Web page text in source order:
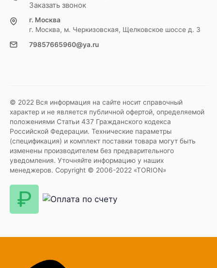
Заказать звонок
г. Москва
г. Москва, м. Черкизовская, Щелковское шоссе д. 3
79857665960@ya.ru
© 2022 Вся информация на сайте носит справочный
характер и не является публичной офертой, определяемой
положениями Статьи 437 Гражданского кодекса
Российской Федерации. Технические параметры
(спецификация) и комплект поставки товара могут быть
изменены производителем без предварительного
уведомления. Уточняйте информацию у наших
менеджеров. Copyright © 2006-2022 «TORION»